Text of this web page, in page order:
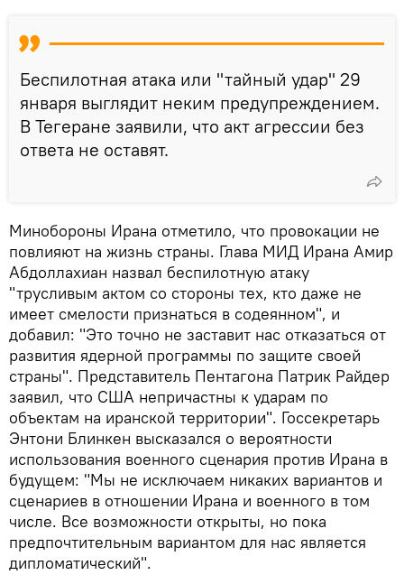
Беспилотная атака или "тайный удар" 29
января выглядит неким предупреждением.
В Тегеране заявили, что акт агрессии без
ответа не оставят.
Минобороны Ирана отметило, что провокации не
повлияют на жизнь страны. Глава МИД Ирана Амир
Абдоллахиан назвал беспилотную атаку
"трусливым актом со стороны тех, кто даже не
имеет смелости признаться в содеянном", и
добавил: "Это точно не заставит нас отказаться от
развития ядерной программы по защите своей
страны". Представитель Пентагона Патрик Райдер
заявил, что США непричастны к ударам по
объектам на иранской территории". Госсекретарь
Энтони Блинкен высказался о вероятности
использования военного сценария против Ирана в
будущем: "Мы не исключаем никаких вариантов и
сценариев в отношении Ирана и военного в том
числе. Все возможности открыты, но пока
предпочтительным вариантом для нас является
дипломатический".